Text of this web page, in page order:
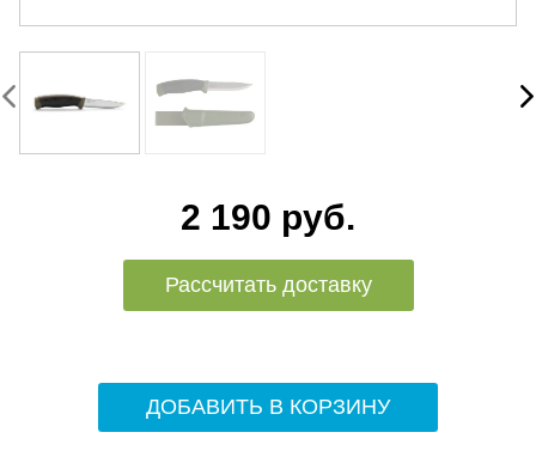
2 190 руб.
Рассчитать доставку
ДОБАВИТЬ В КОРЗИНУ